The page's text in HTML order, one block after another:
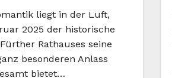
liegt in der Luft,
2025 der historische
Rathauses seine
besonderen Anlass
bietet…